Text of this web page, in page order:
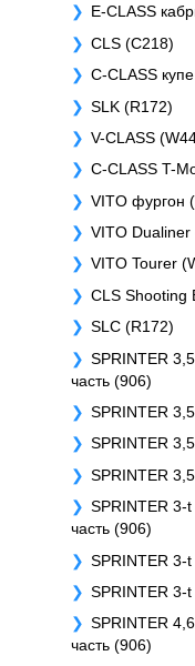
E-CLASS
CLS (C218)
C-CLASS
SLK (R172)
V-CLASS
C-CLASS T-
VITO фургон
VITO Dualiner
VITO Tourer
CLS Shooting
SLC (R172)
SPRINTER
часть (906)
SPRINTER
SPRINTER
SPRINTER
SPRINTER 3-
часть (906)
SPRINTER 3-
SPRINTER 3-
SPRINTER
часть (906)